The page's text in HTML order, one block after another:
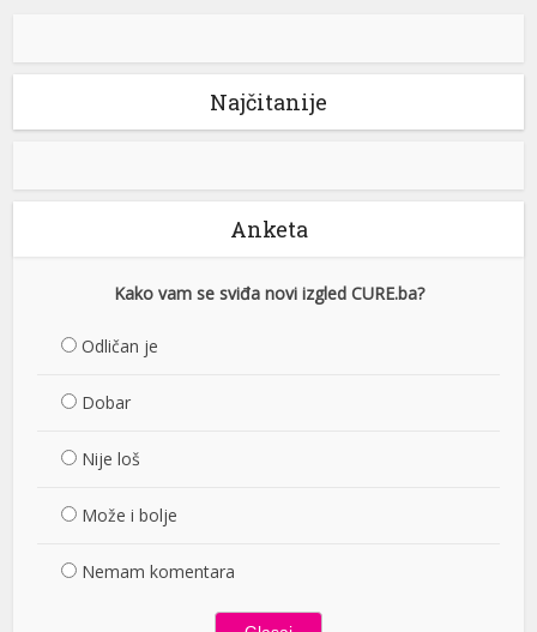
Najčitanije
Anketa
Kako vam se sviđa novi izgled CURE.ba?
Odličan je
Dobar
Nije loš
Može i bolje
Nemam komentara